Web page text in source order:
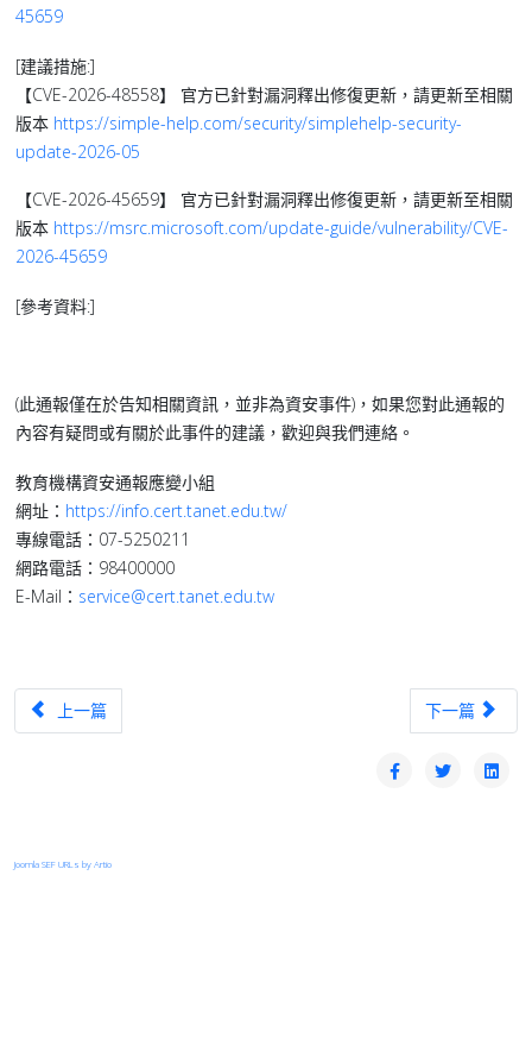
45659
[建議措施:]
【CVE-2026-48558】 官方已針對漏洞釋出修復更新，請更新至相關
版本 https://simple-help.com/security/simplehelp-security-
update-2026-05
【CVE-2026-45659】 官方已針對漏洞釋出修復更新，請更新至相關
版本 https://msrc.microsoft.com/update-guide/vulnerability/CVE-
2026-45659
[參考資料:]
(此通報僅在於告知相關資訊，並非為資安事件)，如果您對此通報的
內容有疑問或有關於此事件的建議，歡迎與我們連絡。
教育機構資安通報應變小組
網址： https://info.cert.tanet.edu.tw/
專線電話：07-5250211
網路電話：98400000
E-Mail： service@cert.tanet.edu.tw
上一篇文章：【轉知】【公告】建國科技大學 配合該校總務處年
上一篇 下一篇文章：
下一篇
Joomla SEF URLs by Artio